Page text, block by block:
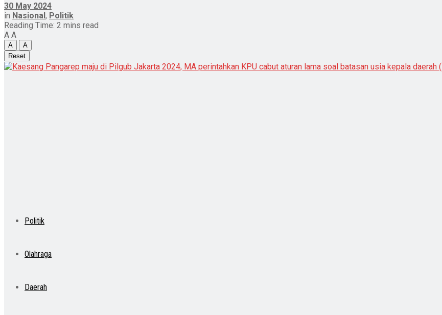
Politik
Olahraga
Daerah
30 May 2024
in Nasional, Politik
Reading Time: 2 mins read
A A
A
A
Reset